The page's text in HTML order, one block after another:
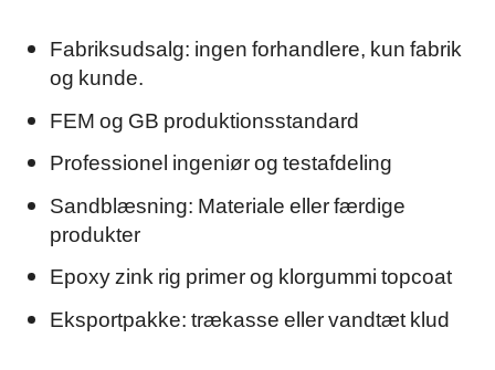
Fabriksudsalg: ingen forhandlere, kun fabrik
og kunde.
FEM og GB produktionsstandard
Professionel ingeniør og testafdeling
Sandblæsning: Materiale eller færdige
produkter
Epoxy zink rig primer og klorgummi topcoat
Eksportpakke: trækasse eller vandtæt klud